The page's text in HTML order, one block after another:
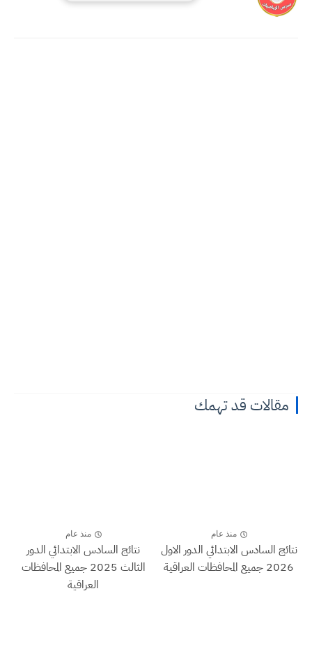
مقالات قد تهمك
منذ عام
نتائج السادس الابتدائي الدور الاول
2026 جميع المحافظات العراقية
منذ عام
نتائج السادس الابتدائي الدور
الثالث 2025 جميع المحافظات
العراقية